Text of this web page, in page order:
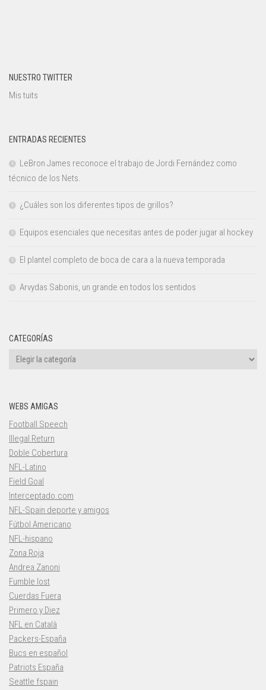
NUESTRO TWITTER
Mis tuits
ENTRADAS RECIENTES
LeBron James reconoce el trabajo de Jordi Fernández como
técnico de los Nets.
¿Cuáles son los diferentes tipos de grillos?
Equipos esenciales que necesitas antes de poder jugar al hockey
El plantel completo de boca de cara a la nueva temporada
Arvydas Sabonis, un grande en todos los sentidos
CATEGORÍAS
Categorías
WEBS AMIGAS
Football Speech
Illegal Return
Doble Cobertura
NFL-Latino
Field Goal
Interceptado.com
NFL-Spain deporte y amigos
Fútbol Americano
NFL-hispano
Zona Roja
Andrea Zanoni
Fumble lost
Cuerdas Fuera
Primero y Diez
NFL en Català
Packers-España
Bucs en español
Patriots España
Seattle fspain